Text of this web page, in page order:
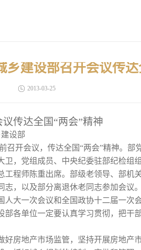
乡建设部召开会议传
2013-03-25
传达全国“两会”精神
部
开会议，传达全国“两会”精神。部
卫，党组成员、中央纪委驻部纪检组
工程师陈重出席。部级老领导、部机
，以及部分离退休老同志参加会议。
大一次会议和全国政协十二届一次
部各单位一定要认真学习贯彻，把干
房地产市场监管，坚持开展房地产